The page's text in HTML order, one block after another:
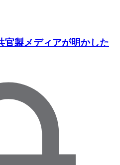
製メディアが明かした